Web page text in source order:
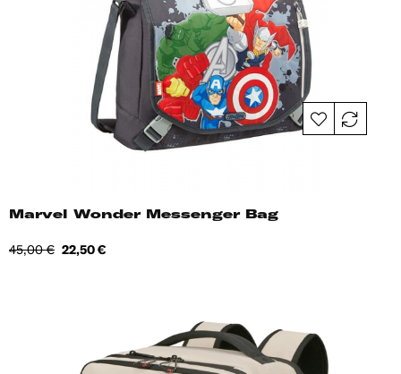
Marvel Wonder Messenger Bag
Tavahind
45,00 € Hind
22,50 €